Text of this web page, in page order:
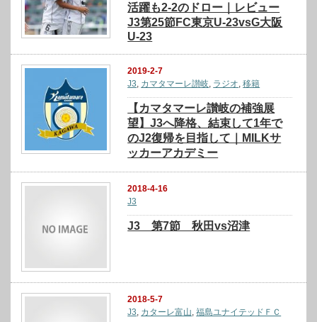
活躍も2-2のドロー｜レビュー
J3第25節FC東京U-23vsG大阪
U-23
2019-2-7
J3 カマタマーレ讃岐 ラジオ ,移籍
【カマタマーレ讃岐の補強展
望】J3へ降格、結束して1年で
のJ2復帰を目指して｜MILKサ
ッカーアカデミー
2018-4-16
J3
J3 第7節 秋田vs沼津
2018-5-7
J3, カターレ富山,福島ユナイテッドＦＣ